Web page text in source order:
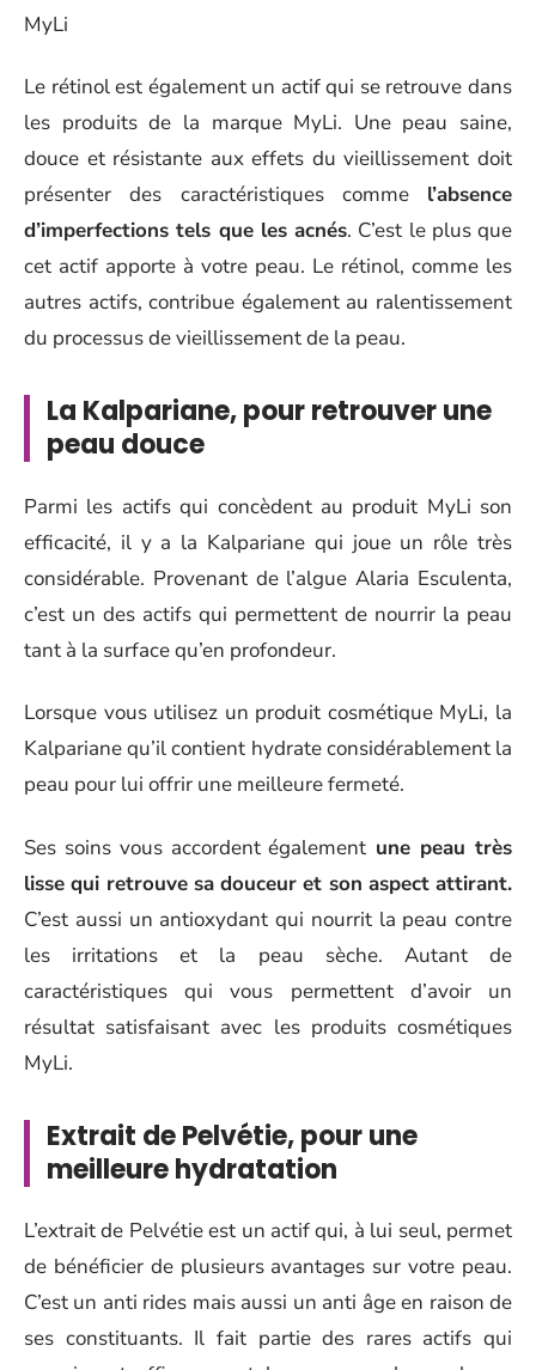
Le rétinol est également un actif qui se retrouve dans
les produits de la marque MyLi. Une peau saine,
douce et résistante aux effets du vieillissement doit
présenter des caractéristiques comme l’absence
d’imperfections tels que les acnés. C’est le plus que
cet actif apporte à votre peau. Le rétinol, comme les
autres actifs, contribue également au ralentissement
du processus de vieillissement de la peau.
La Kalpariane, pour retrouver une
peau douce
Parmi les actifs qui concèdent au produit MyLi son
efficacité, il y a la Kalpariane qui joue un rôle très
considérable. Provenant de l’algue Alaria Esculenta,
c’est un des actifs qui permettent de nourrir la peau
tant à la surface qu’en profondeur.
Lorsque vous utilisez un produit cosmétique MyLi, la
Kalpariane qu’il contient hydrate considérablement la
peau pour lui offrir une meilleure fermeté.
Ses soins vous accordent également une peau très
lisse qui retrouve sa douceur et son aspect attirant.
C’est aussi un antioxydant qui nourrit la peau contre
les irritations et la peau sèche. Autant de
caractéristiques qui vous permettent d’avoir un
résultat satisfaisant avec les produits cosmétiques
MyLi.
Extrait de Pelvétie, pour une
meilleure hydratation
L’extrait de Pelvétie est un actif qui, à lui seul, permet
de bénéficier de plusieurs avantages sur votre peau.
C’est un anti rides mais aussi un anti âge en raison de
ses constituants. Il fait partie des rares actifs qui